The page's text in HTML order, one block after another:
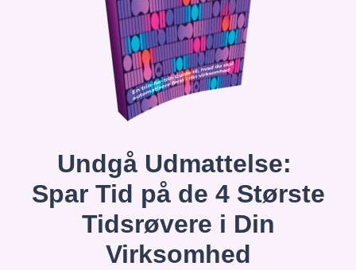
Undgå Udmattelse:
Spar Tid på de 4 Største
Tidsrøvere i Din
Virksomhed